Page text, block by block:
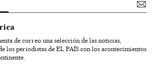
de correo una selección de las noticias,
los periodistas de EL PAÍS con los acontecimientos